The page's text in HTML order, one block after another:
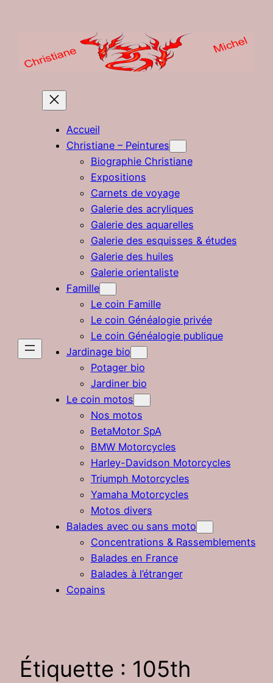
Accueil
Christiane – Peintures
Biographie Christiane
Expositions
Carnets de voyage
Galerie des acryliques
Galerie des aquarelles
Galerie des esquisses & études
Galerie des huiles
Galerie orientaliste
Famille
Le coin Famille
Le coin Généalogie privée
Le coin Généalogie publique
Jardinage bio
Potager bio
Jardiner bio
Le coin motos
Nos motos
BetaMotor SpA
BMW Motorcycles
Harley-Davidson Motorcycles
Triumph Motorcycles
Yamaha Motorcycles
Motos divers
Balades avec ou sans moto
Concentrations & Rassemblements
Balades en France
Balades à l’étranger
Copains
Étiquette : 105th